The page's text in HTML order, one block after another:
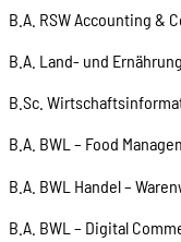
B.A. RSW Accounting &
B.A. Land- und
B.Sc.
B.A. BWL – Food
B.A. BWL Handel –
B.A. BWL – Digital